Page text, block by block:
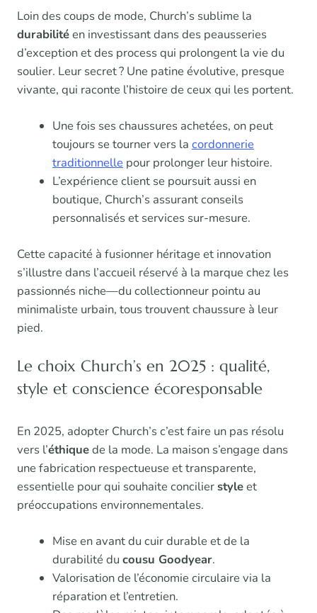
Loin des coups de mode, Church’s sublime la
durabilitéen investissant dans des peausseries
d’exception et des process qui prolongent la vie du
soulier. Leur secret ? Une patine évolutive, presque
vivante, qui raconte l’histoire de ceux qui les portent.
Une fois ses chaussures achetées, on peut
toujours se tourner vers la cordonnerie
traditionnelle pour prolonger leur histoire.
L’expérience client se poursuit aussi en
boutique, Church’s assurant conseils
personnalisés et services sur-mesure.
Cette capacité à fusionner héritage et innovation
s’illustre dans l’accueil réservé à la marque chez les
passionnés niche—du collectionneur pointu au
minimaliste urbain, tous trouvent chaussure à leur
pied.
Le choix Church’s en 2025 : qualité,
style et conscience écoresponsable
En 2025, adopter Church’s c’est faire un pas résolu
vers l’éthiquede la mode. La maison s’engage dans
une fabrication respectueuse et transparente,
essentielle pour qui souhaite concilierstyleet
préoccupations environnementales.
Mise en avant du cuir durable et de la
durabilité du cousu Goodyear.
Valorisation de l’économie circulaire via la
réparation et l’entretien.